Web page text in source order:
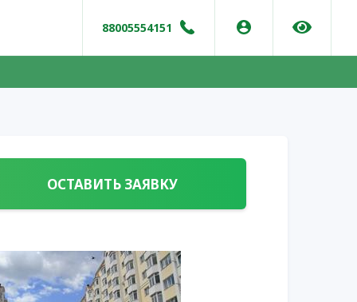
88005554151
ОСТАВИТЬ ЗАЯВКУ